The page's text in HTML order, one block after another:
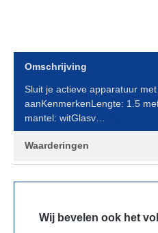
Omschrijving
Sluit je actieve apparatuur
aanKenmerkenLengte: 1.5
mantel: witGlasv…
Waarderingen
Wij bevelen ook het